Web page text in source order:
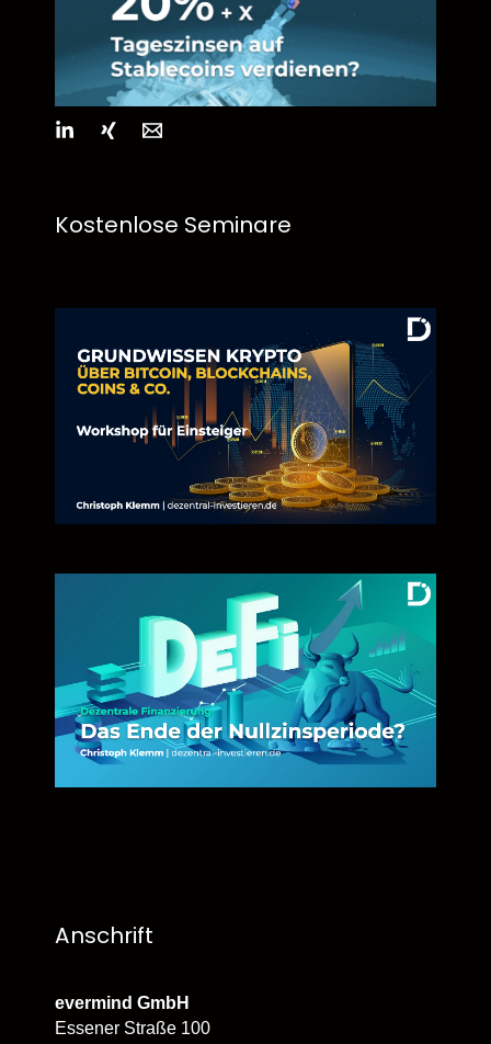
Kostenlose Seminare
Anschrift
evermind GmbH
Essener Straße 100